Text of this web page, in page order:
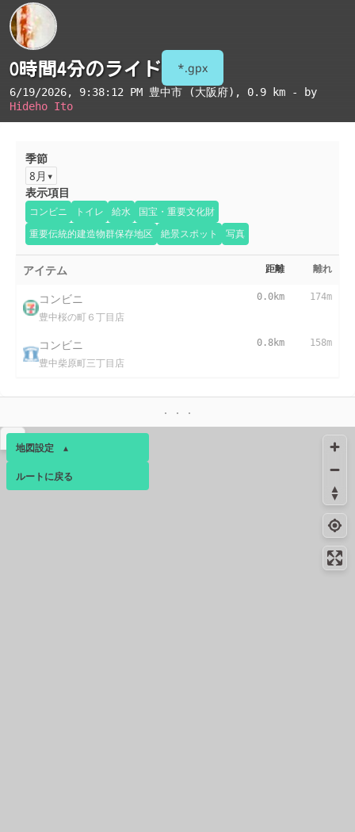
0時間4分のライド *.gpx
6/19/2026, 9:38:12 PM 豊中市 (大阪府) , 0.9 km - by
Hideho Ito
季節
8月
表示項目
コンビニ トイレ 給水
国宝・重要文化財
重要伝統的建造物群保存地区
絶景スポット 写真
アイテム 距離 離れ
コンビニ
豊中桜の町６丁目店
0.0km 174m
コンビニ
豊中柴原町三丁目店
0.8km 158m
地図設定 ▴
ベース ▴
ルートに戻る